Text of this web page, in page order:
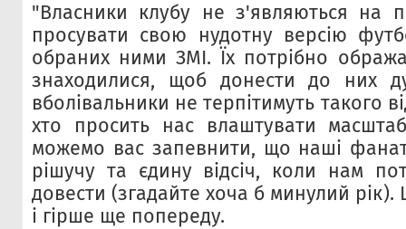
"Власники клубу не з'являються на
просувати свою нудотну версію
обраних ними ЗМІ. Їх потрібно
знаходилися, щоб донести до них
вболівальники не терпітимуть такого
хто просить нас влаштувати
можемо вас запевнити, що наші
рішучу та єдину відсіч, коли нам
довести (згадайте хоча б минулий рік).
і гірше ще попереду.